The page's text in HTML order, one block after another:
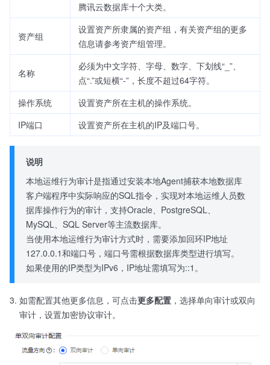
腾讯云数据库十个大类。
资产组
设置资产所隶属的资产组，有关资产组的更多
信息请参考资产组管理。
名称
必须为中文字符、字母、数字、下划线“_”、
点“.”或短横“-”，长度不超过64字符。
操作系统
设置资产所在主机的操作系统。
IP端口
设置资产所在主机的IP及端口号。
说明
本地运维行为审计是指通过安装本地Agent捕获本地数据库
客户端程序中实际响应的SQL指令，实现对本地运维人员数
据库操作行为的审计，支持Oracle、PostgreSQL、
MySQL、SQL Server等主流数据库。
当使用本地运维行为审计方式时，需要添加回环IP地址
127.0.0.1和端口号，端口号需根据数据库类型进行填写。
如果使用的IP类型为IPv6，IP地址需填写为::1。
如需配置其他更多信息，可点击更多配置 ，选择单向审计或双向
审计，设置加密协议审计。